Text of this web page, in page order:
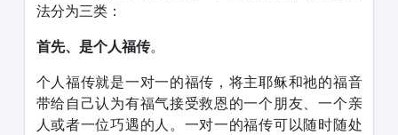
法分为三类：
首先、是个人福传。
个人福传就是一对一的福传，将主耶稣和祂的福音
带给自己认为有福气接受救恩的一个朋友、一个亲
人或者一位巧遇的人。一对一的福传可以随时随处